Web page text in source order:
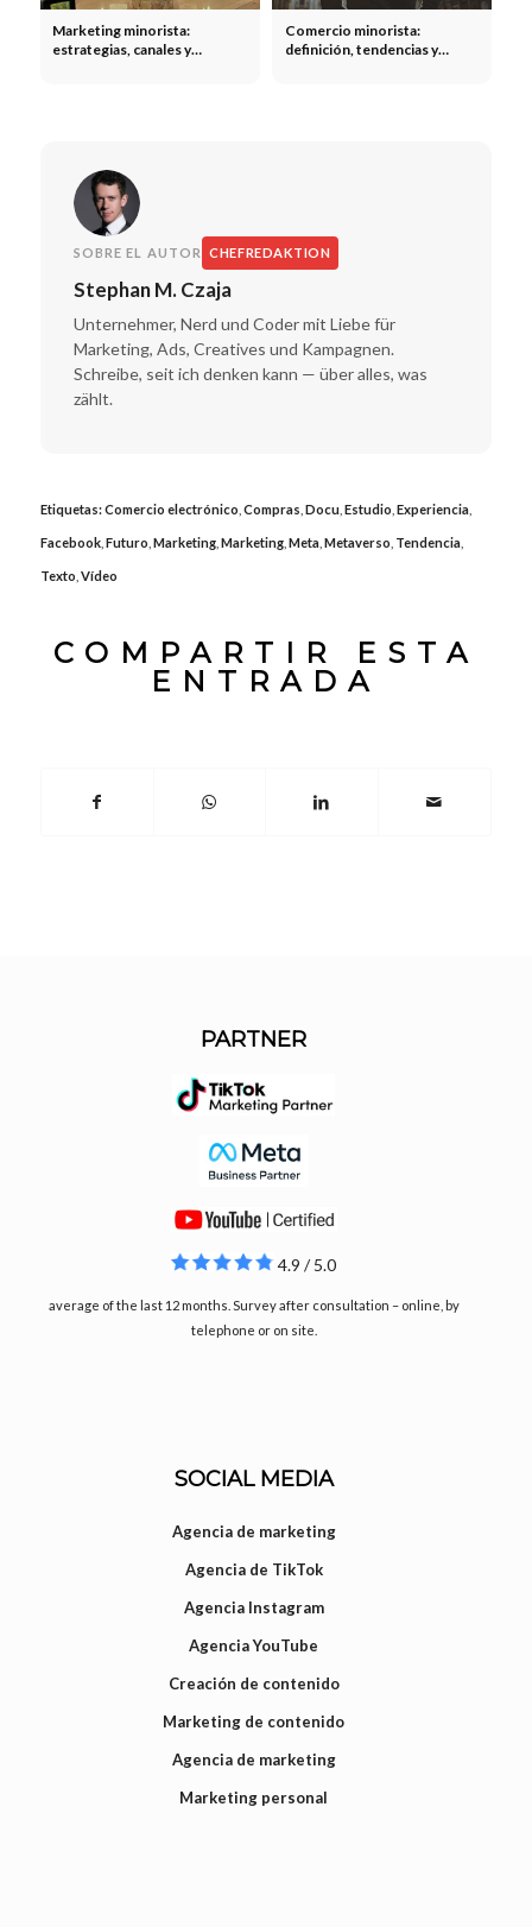
Marketing minorista:
estrategias, canales y
Comercio minorista:
definición, tendencias y
SOBRE EL AUTOR CHEFREDAKTION
Stephan M. Czaja
Unternehmer, Nerd und Coder mit Liebe für
Marketing, Ads, Creatives und Kampagnen.
Schreibe, seit ich denken kann — über alles, was
zählt.
Etiquetas:Comercio electrónico Compras Docu, Estudio Experiencia,
Facebook, Futuro Marketing, Marketing, Meta, Metaverso Tendencia,
Texto Vídeo
COMPARTIR ESTA
ENTRADA
PARTNER
4.9 / 5.0
average of the last 12 months. Survey after consultation – online, by
telephone or on site.
SOCIAL MEDIA
Agencia de marketing
Agencia de TikTok
Agencia Instagram
Agencia YouTube
Creación de contenido
Marketing de contenido
Agencia de marketing
Marketing personal